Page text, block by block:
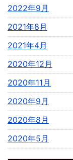
2022年9月
2021年8月
2021年4月
2020年12月
2020年11月
2020年9月
2020年8月
2020年5月